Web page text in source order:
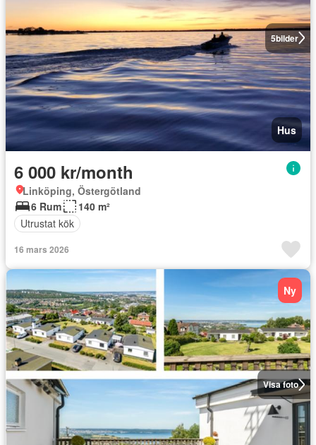
5bilder
Hus
6 000 kr/month
Linköping, Östergötland
6 Rum
140 m²
Utrustat kök
16 mars 2026
Visa foto
Ny